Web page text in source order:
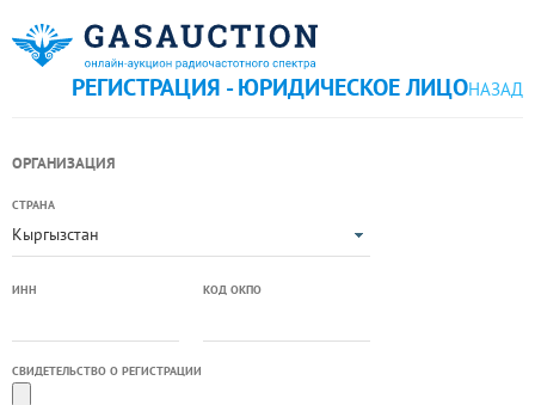
РЕГИСТРАЦИЯ - ЮРИДИЧЕСКОЕ ЛИЦОНАЗАД
ОРГАНИЗАЦИЯ
СТРАНА
Кыргызстан
ИНН КОД ОКПО
СВИДЕТЕЛЬСТВО О РЕГИСТРАЦИИ